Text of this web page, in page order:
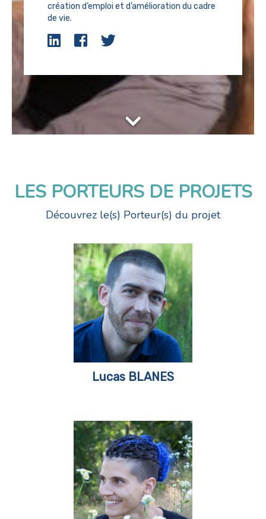
création d’emploi et d’amélioration du cadre
de vie.
LES PORTEURS DE PROJETS
Découvrez le(s) Porteur(s) du projet
Lucas BLANES